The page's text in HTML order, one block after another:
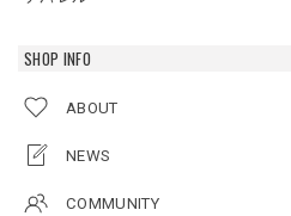
SHOP INFO
ABOUT
NEWS
COMMUNITY